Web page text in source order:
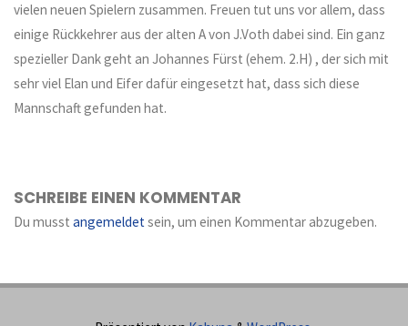
vielen neuen Spielern zusammen. Freuen tut uns vor allem, dass
einige Rückkehrer aus der alten A von J.Voth dabei sind. Ein ganz
spezieller Dank geht an Johannes Fürst (ehem. 2.H) , der sich mit
sehr viel Elan und Eifer dafür eingesetzt hat, dass sich diese
Mannschaft gefunden hat.
SCHREIBE EINEN KOMMENTAR
Du musstangemeldetsein, um einen Kommentar abzugeben.